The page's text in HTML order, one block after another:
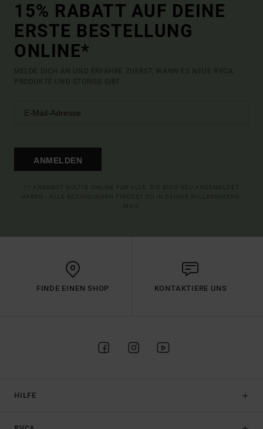
15% RABATT AUF DEINE
ERSTE BESTELLUNG
ONLINE*
MELDE DICH AN UND ERFAHRE ZUERST, WANN ES NEUE RVCA
PRODUKTE UND STORIES GIBT.
ANMELDEN
FINDE EINEN SHOP KONTAKTIERE UNS
HILFE